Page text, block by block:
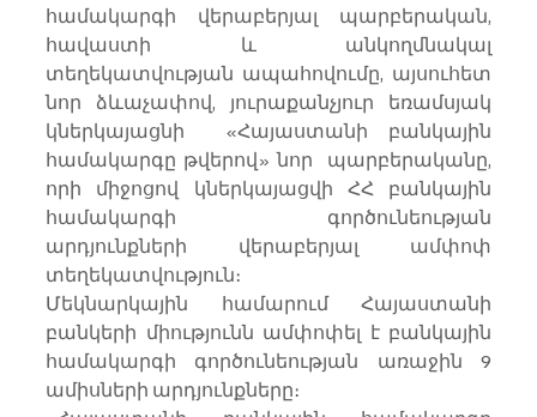
համակարգի վերաբերյալ պարբերական,
հավաստի և անկողմնակալ
տեղեկատվության ապահովումը, այսուհետ
նոր ձևաչափով, յուրաքանչյուր եռամսյակ
կներկայացնի  «Հայաստանի բանկային
համակարգը թվերով» նոր  պարբերականը,
որի միջոցով կներկայացվի ՀՀ բանկային
համակարգի  գործունեության
արդյունքների վերաբերյալ ամփոփ
տեղեկատվություն։
Մեկնարկային համարում Հայաստանի
բանկերի միությունն ամփոփել է բանկային
համակարգի գործունեության առաջին 9
ամիսների արդյունքները։